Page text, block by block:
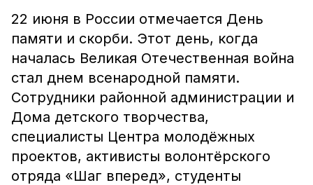
22 июня в России отмечается День
памяти и скорби. Этот день, когда
началась Великая Отечественная война
стал днем всенародной памяти.
Сотрудники районной администрации и
Дома детского творчества,
специалисты Центра молодёжных
проектов, активисты волонтёрского
отряда «Шаг вперед», студенты